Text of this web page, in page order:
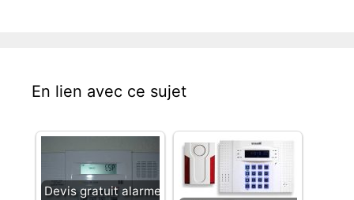
En lien avec ce sujet
Devis gratuit alarme